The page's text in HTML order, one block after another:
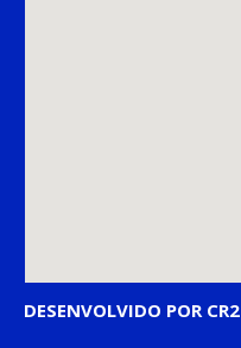
DESENVOLVIDO POR CR2